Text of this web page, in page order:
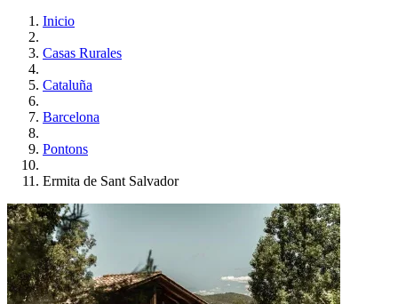
Inicio
Casas Rurales
Cataluña
Barcelona
Pontons
Ermita de Sant Salvador